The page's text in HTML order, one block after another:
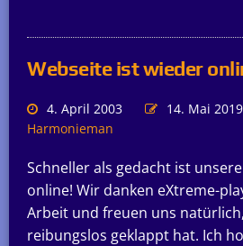
Webseite ist wieder
4. April 2003
14. Mai 2019
Harmonieman
Schneller als gedacht ist
online! Wir danken eXtreme-
Arbeit und freuen uns
reibungslos geklappt hat. Ich